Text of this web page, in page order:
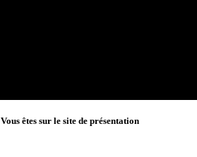
Vous êtes sur le site de présentation